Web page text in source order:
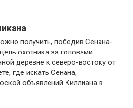
получить, победив Сенана-
охотника за головами.
деревне к северо-востоку от
где искать Сенана,
объявлений Киллиана в